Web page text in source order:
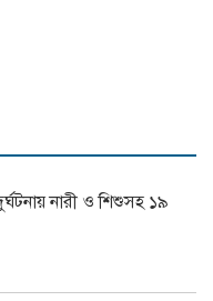
নারী ও শিশুসহ ১৯